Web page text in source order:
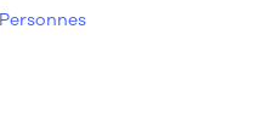
Personnes